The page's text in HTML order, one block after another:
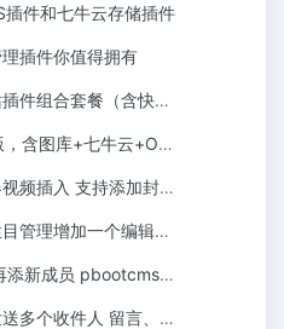
件和七牛云存储插件
插件你值得拥有
制资料和目录多语言/en/）提高生产力
七牛云+OSS+列表批量添加
添加封面 支持阿里云OSS直传
个编辑器 结局意想不到的好用
pbootcms多城市首页版插件
留言、表单、评论通知多人